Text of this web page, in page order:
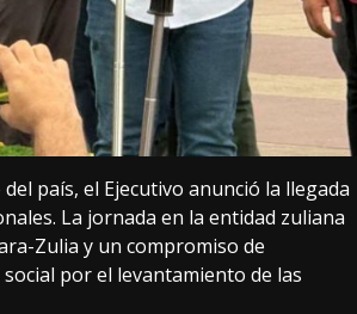
país, el Ejecutivo anunció la llegada
La jornada en la entidad zuliana
Zulia y un compromiso de
por el levantamiento de las